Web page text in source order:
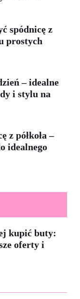
spódnicę z
prostych
– idealne
i stylu na
z półkoła –
idealnego
kupić buty:
oferty i